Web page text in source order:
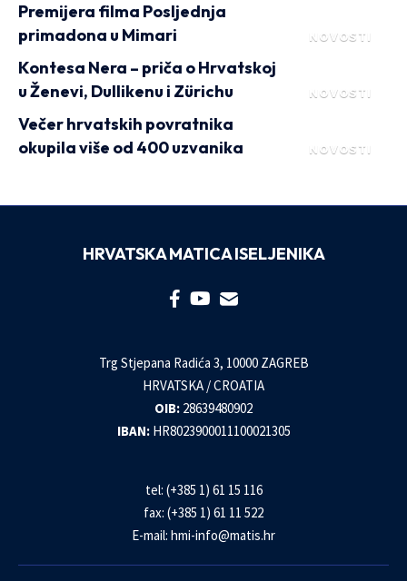
NOVOSTI
Premijera filma Posljednja
primadona u Mimari
NOVOSTI
Kontesa Nera – priča o Hrvatskoj
u Ženevi, Dullikenu i Zürichu
NOVOSTI
Večer hrvatskih povratnika
okupila više od 400 uzvanika
HRVATSKA MATICA ISELJENIKA
Trg Stjepana Radića 3, 10000 ZAGREB
HRVATSKA / CROATIA
OIB: 28639480902
IBAN: HR8023900011100021305
tel: (+385 1) 61 15 116
fax: (+385 1) 61 11 522
E-mail: hmi-info@matis.hr